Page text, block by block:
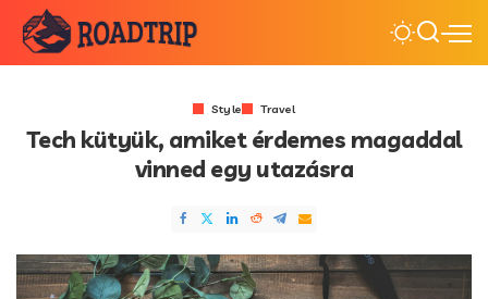
Style Travel
Tech kütyük, amiket érdemes magaddal
vinned egy utazásra